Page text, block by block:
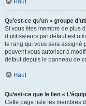
Haut
Qu’est-ce qu’un « groupe
Si vous êtes membre de plus
d’utilisateurs par défaut est
le rang qui vous sera assigné
peuvent vous autoriser à
défaut depuis le panneau de
Haut
Qu’est-ce que le lien «
Cette page liste les membres